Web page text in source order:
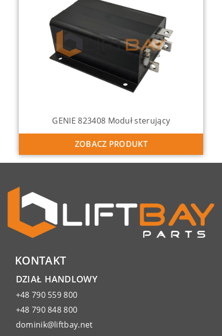
GENIE 823408 Moduł sterujący
ZOBACZ PRODUKT
KONTAKT
DZIAŁ HANDLOWY
+48 790 559 800
+48 790 848 800
dominik@liftbay.net